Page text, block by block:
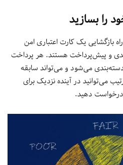
را بسازید
بازگشایی یک کارت اعتباری امن
و پیش‌پرداخت هستند. هر پرداخت
می‌شود و می‌تواند سابقه
می‌توانید در آینده نزدیک برای
دهید.